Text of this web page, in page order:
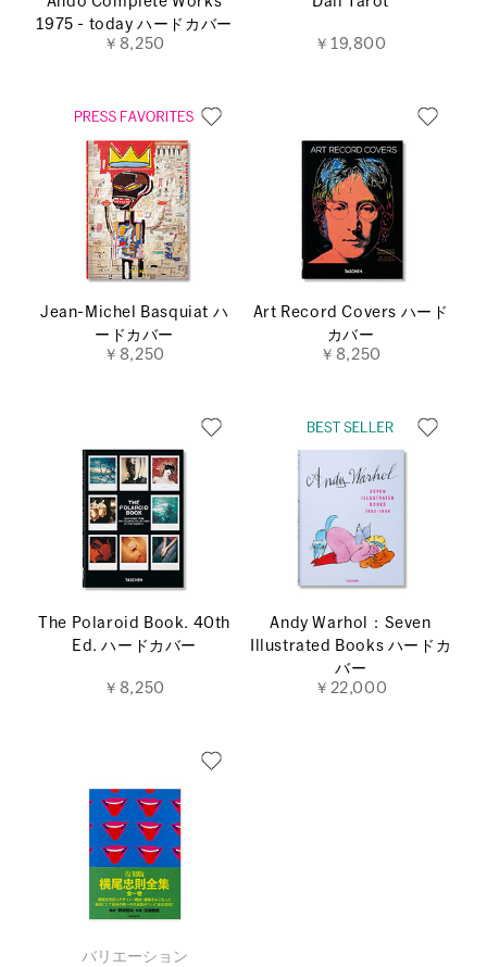
1975 - today ハードカバー
￥8,250
￥19,800
Jean-Michel Basquiat ハ
ードカバー
￥8,250
Art Record Covers ハード
カバー
￥8,250
The Polaroid Book. 40th
Ed. ハードカバー
￥8,250
Andy Warhol：Seven
Illustrated Books ハードカ
バー
￥22,000
バリエーション